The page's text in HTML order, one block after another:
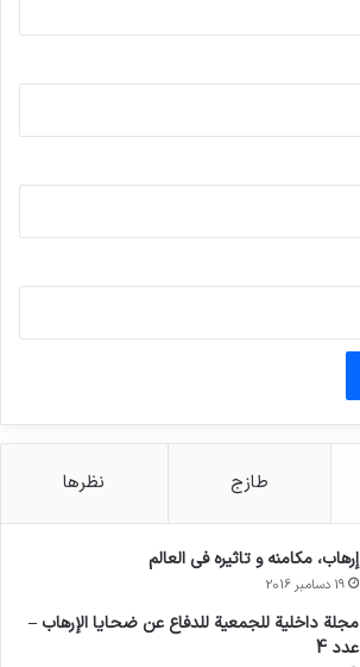
طازج نظرها
إرهاب، مكامنه و تاثيره في العالم
19 دسامبر 2016
مجلة داخلية للجمعية للدفاع عن ضحايا الإرهاب –
عدد 4